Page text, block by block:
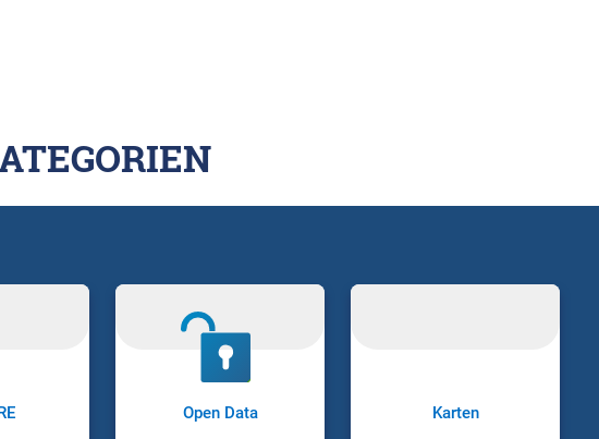
Open Data Karten